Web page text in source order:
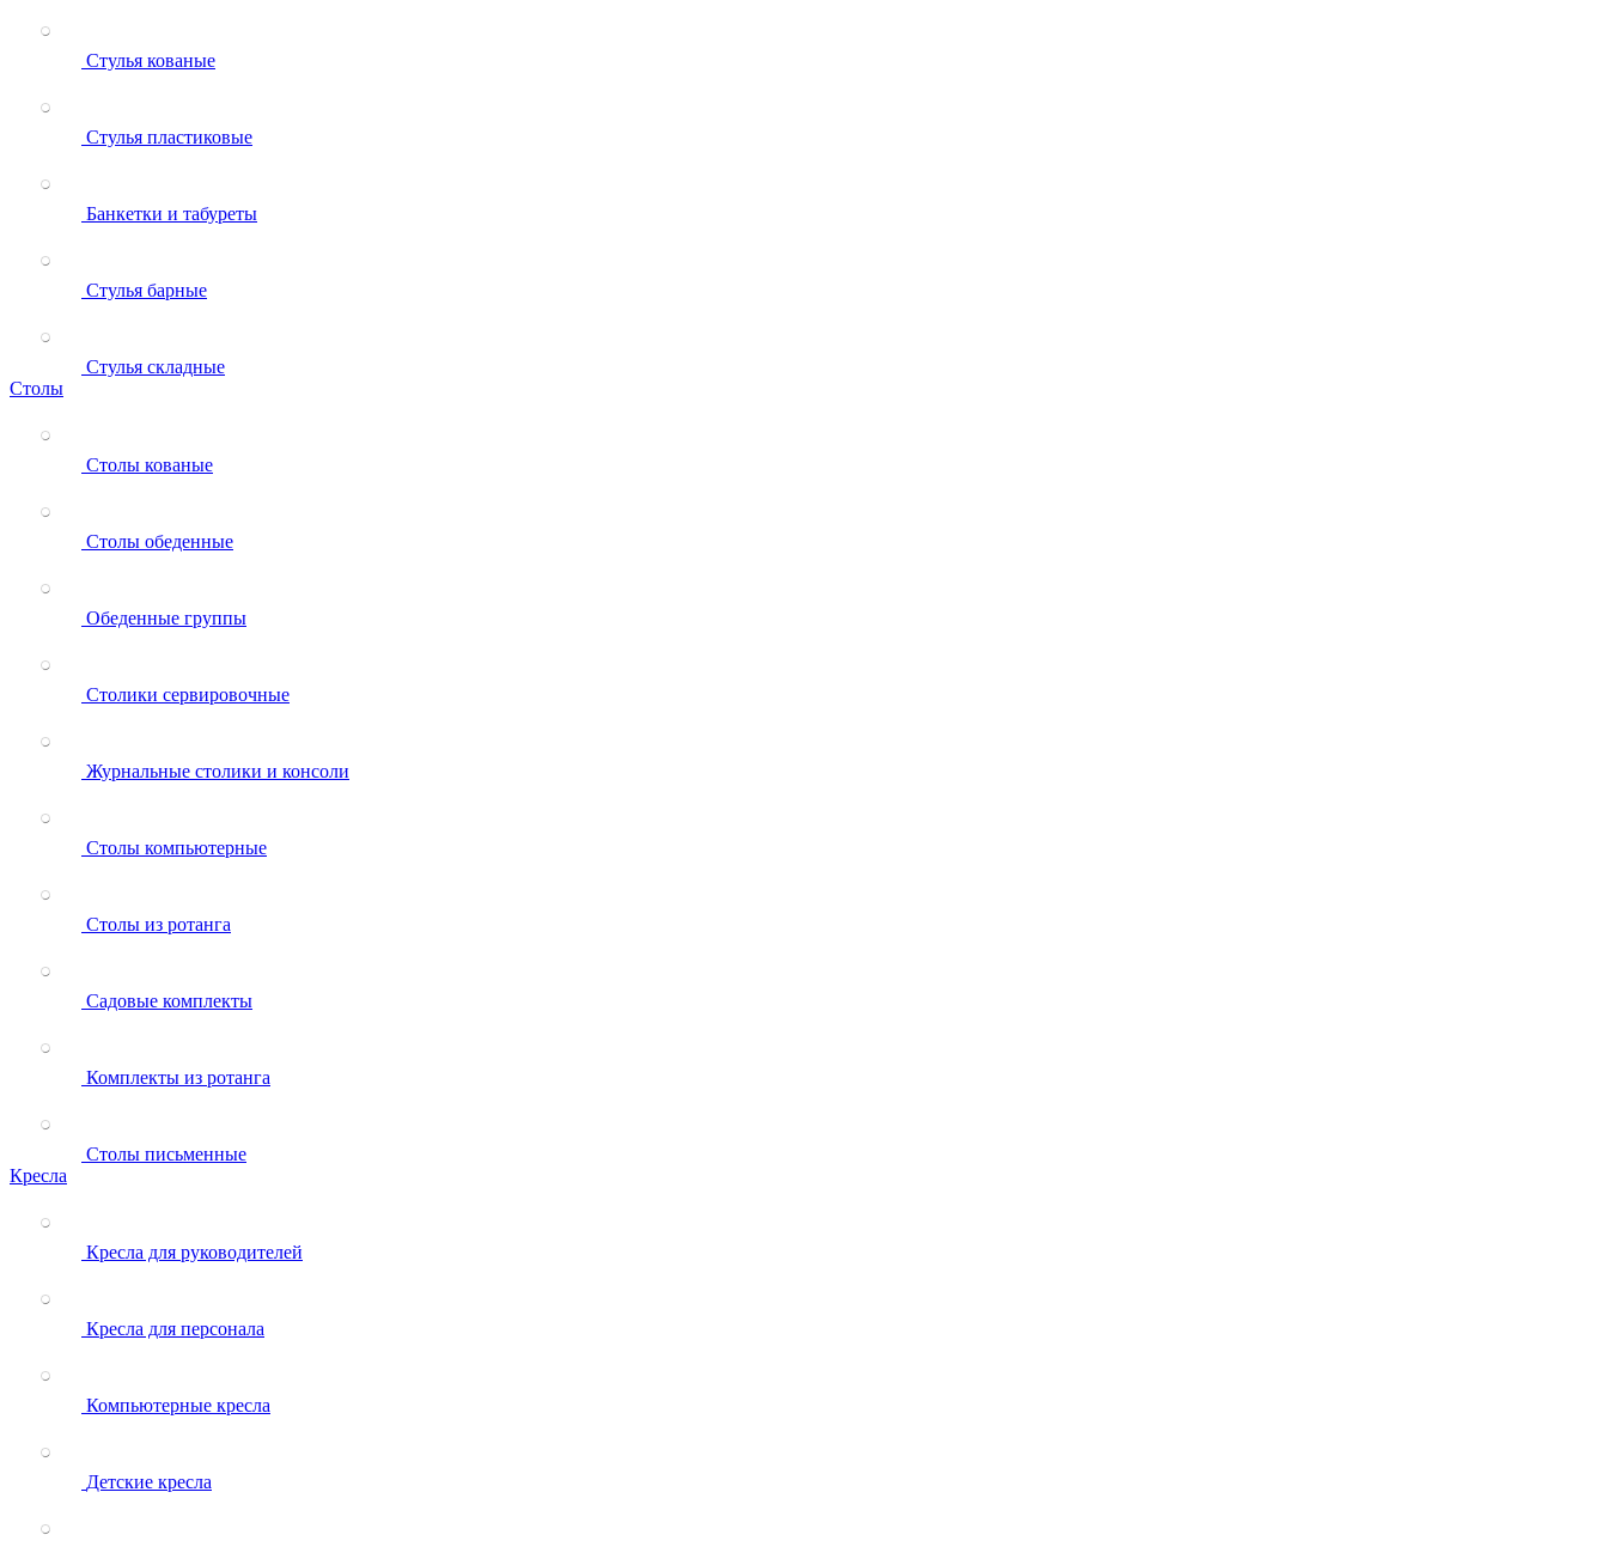
Стулья кованые
Стулья пластиковые
Банкетки и табуреты
Стулья барные
Стулья складные
Столы
Столы кованые
Столы обеденные
Обеденные группы
Столики сервировочные
Журнальные столики и консоли
Столы компьютерные
Столы из ротанга
Садовые комплекты
Комплекты из ротанга
Столы письменные
Кресла
Кресла для руководителей
Кресла для персонала
Компьютерные кресла
Детские кресла